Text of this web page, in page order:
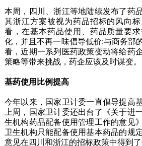
本周，四川、浙江等地陆续发布了药
其浙江方案被视为药品招标的风向
看，在基本药品使用、药品质量要
化，并且不再一味倡导低价;与商务部
看，近期一系列医药政策变动将给药
策略等带来挑战，药企应该及时谋变。
基药使用比例提高
今年以来，国家卫计委一直倡导提高
上周，国家卫计委还出台了《关于进
生机构药品配备使用管理工作的意见
卫生机构只能配备使用基本药品的规
意见在四川和浙江的招标政策中得到了